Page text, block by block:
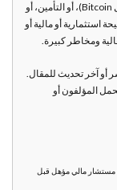
بالأسهم (مثل Tesla أو NVIDIA)، أو العملات المشفرة (مثل Bitcoin)، أو التأمين، أو
استثمارية أو مالية أو
ومخاطر كبيرة.
أو آخر تحديث للمقال.
المؤلفون أو
مستشار مالي مؤهل قبل